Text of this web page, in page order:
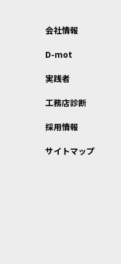
会社情報
D-mot
実践者
工務店診断
採用情報
サイトマップ